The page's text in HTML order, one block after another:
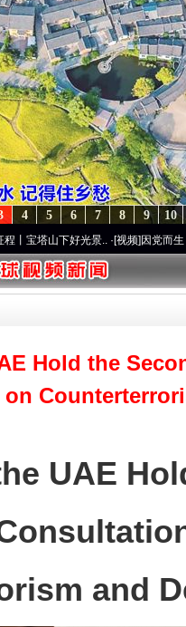
10
9
8
7
6
5
4
好光景..·[视频]因党而生 为党而战
Hold the
on
UAE
and